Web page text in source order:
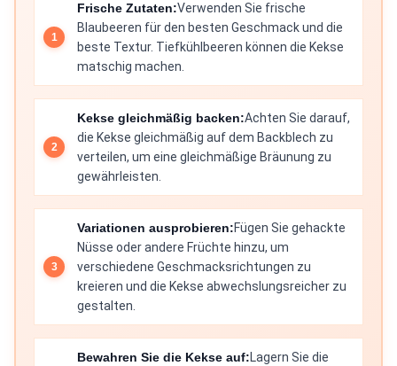
Frische Zutaten:Verwenden Sie frische
Blaubeeren für den besten Geschmack und die
beste Textur. Tiefkühlbeeren können die Kekse
matschig machen.
Kekse gleichmäßig backen:Achten Sie darauf,
die Kekse gleichmäßig auf dem Backblech zu
verteilen, um eine gleichmäßige Bräunung zu
gewährleisten.
Variationen ausprobieren:Fügen Sie gehackte
Nüsse oder andere Früchte hinzu, um
verschiedene Geschmacksrichtungen zu
kreieren und die Kekse abwechslungsreicher zu
gestalten.
Bewahren Sie die Kekse auf:Lagern Sie die